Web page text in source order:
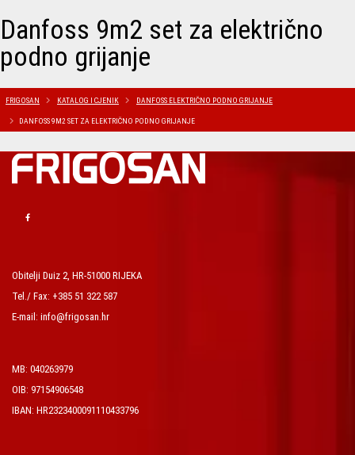
Danfoss 9m2 set za električno
podno grijanje
FRIGOSAN KATALOG I CJENIK DANFOSS ELEKTRIČNO PODNO GRIJANJE
DANFOSS 9M2 SET ZA ELEKTRIČNO PODNO GRIJANJE
Obitelji Duiz 2, HR-51000 RIJEKA
Tel./ Fax: +385 51 322 587
E-mail: info@frigosan.hr
MB: 040263979
OIB: 97154906548
IBAN: HR2323400091110433796